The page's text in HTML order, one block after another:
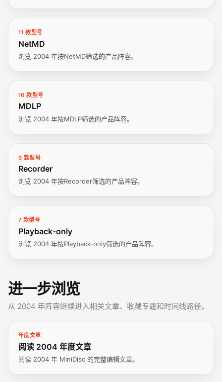
11 款型号
NetMD
浏览 2004 年按NetMD筛选的产品阵容。
16 款型号
MDLP
浏览 2004 年按MDLP筛选的产品阵容。
9 款型号
Recorder
浏览 2004 年按Recorder筛选的产品阵容。
7 款型号
Playback-only
浏览 2004 年按Playback-only筛选的产品阵容。
进一步浏览
从 2004 年阵容继续进入相关文章、收藏专题和时间线路径。
年度文章
阅读 2004 年度文章
阅读 2004 年 MiniDisc 的完整编辑文章。